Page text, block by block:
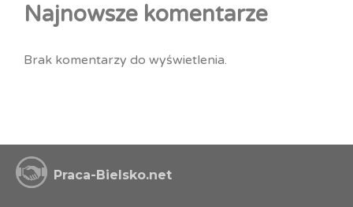
Najnowsze komentarze
Brak komentarzy do wyświetlenia.
Praca-Bielsko.net